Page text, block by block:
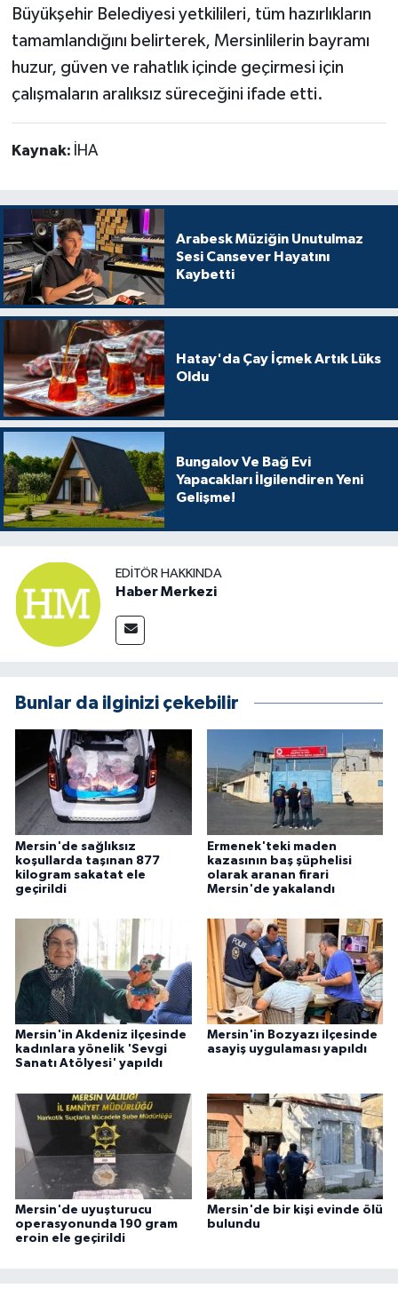
Büyükşehir Belediyesi yetkilileri, tüm hazırlıkların
tamamlandığını belirterek, Mersinlilerin bayramı
huzur, güven ve rahatlık içinde geçirmesi için
çalışmaların aralıksız süreceğini ifade etti.
Kaynak: İHA
Arabesk Müziğin Unutulmaz
Sesi Cansever Hayatını
Kaybetti
Hatay'da Çay İçmek Artık Lüks
Oldu
Bungalov Ve Bağ Evi
Yapacakları İlgilendiren Yeni
Gelişme!
EDITÖR HAKKINDA
Haber Merkezi
Bunlar da ilginizi çekebilir
Mersin'de sağlıksız
koşullarda taşınan 877
kilogram sakatat ele
geçirildi
Ermenek'teki maden
kazasının baş şüphelisi
olarak aranan firari
Mersin'de yakalandı
Mersin'in Akdeniz ilçesinde
kadınlara yönelik 'Sevgi
Sanatı Atölyesi' yapıldı
Mersin'in Bozyazı ilçesinde
asayiş uygulaması yapıldı
Mersin'de uyuşturucu
operasyonunda 190 gram
eroin ele geçirildi
Mersin'de bir kişi evinde ölü
bulundu